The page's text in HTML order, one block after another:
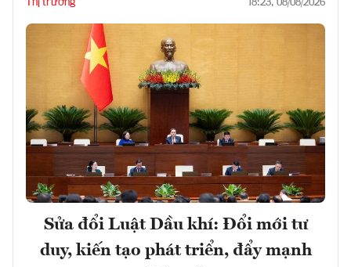
Thị trường 18:23, 08/08/2026
Sửa đổi Luật Dầu khí: Đổi mới tư
duy, kiến tạo phát triển, đẩy mạnh